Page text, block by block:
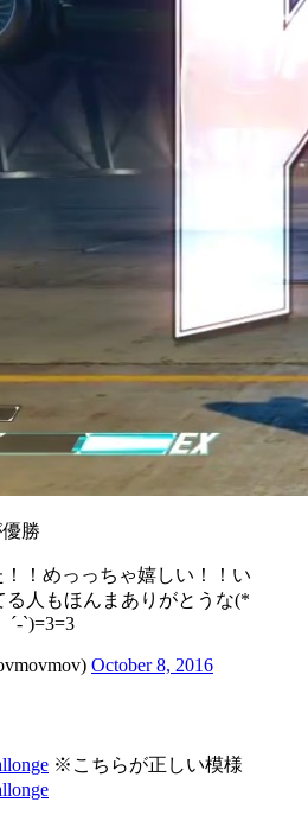
勝
！！めっっちゃ嬉しい！！い
る人もほんまありがとうな(*
´-`)=3=3
October 8, 2016
※こちらが正しい模様